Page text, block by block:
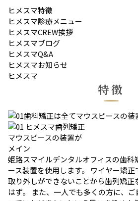
ヒメスマ特徴
ヒメスマ診療メニュー
ヒメスマCREW挨拶
ヒメスマブログ
ヒメスマQ&A
ヒメスマお知らせ
ヒメスマ
特徴
ヒメスマ歯列矯正
マウスピースの装置が
メイン
姫路スマイルデンタルオフィスの歯科
ース装置を使用します。 ワイヤー矯
取り外しができないことから歯列矯正
はず。 また、一人でも多くの方に、